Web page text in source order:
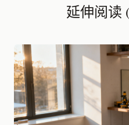
延伸阅读